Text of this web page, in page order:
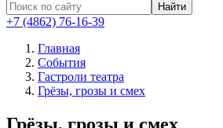
Найти
+7 (4862) 76-16-39
Главная
События
Гастроли театра
Грёзы, грозы и смех